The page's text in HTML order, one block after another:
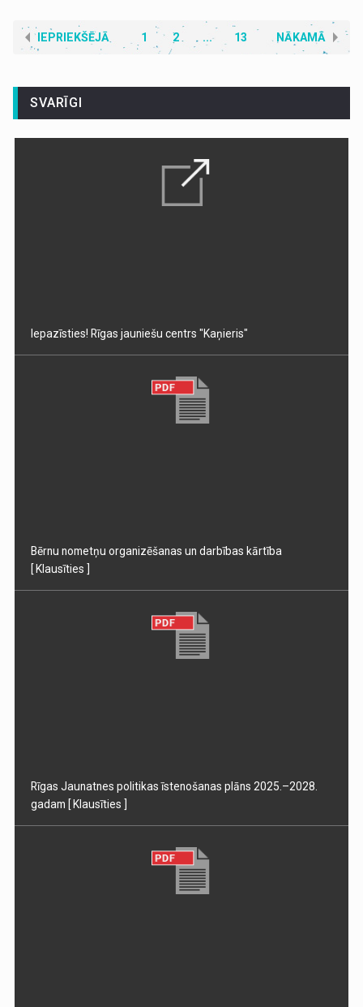
IEPRIEKŠĒJĀ 1 2 NĀKAMĀ
... 13
SVARĪGI
Iepazīsties! Rīgas jauniešu centrs "Kaņieris"
Bērnu nometņu organizēšanas un darbības kārtība
[ Klausīties ]
Rīgas Jaunatnes politikas īstenošanas plāns 2025.–2028.
gadam [ Klausīties ]